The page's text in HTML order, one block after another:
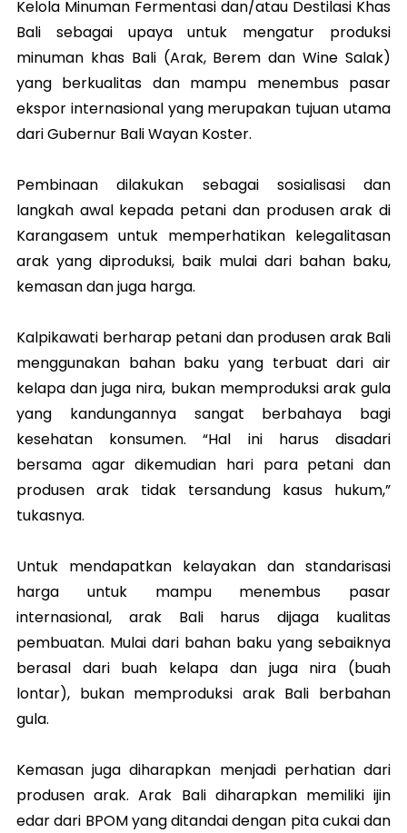
Kelola Minuman Fermentasi dan/atau Destilasi Khas
Bali sebagai upaya untuk mengatur produksi
minuman khas Bali (Arak, Berem dan Wine Salak)
yang berkualitas dan mampu menembus pasar
ekspor internasional yang merupakan tujuan utama
dari Gubernur Bali Wayan Koster.
Pembinaan dilakukan sebagai sosialisasi dan
langkah awal kepada petani dan produsen arak di
Karangasem untuk memperhatikan kelegalitasan
arak yang diproduksi, baik mulai dari bahan baku,
kemasan dan juga harga.
Kalpikawati berharap petani dan produsen arak Bali
menggunakan bahan baku yang terbuat dari air
kelapa dan juga nira, bukan memproduksi arak gula
yang kandungannya sangat berbahaya bagi
kesehatan konsumen. “Hal ini harus disadari
bersama agar dikemudian hari para petani dan
produsen arak tidak tersandung kasus hukum,”
tukasnya.
Untuk mendapatkan kelayakan dan standarisasi
harga untuk mampu menembus pasar
internasional, arak Bali harus dijaga kualitas
pembuatan. Mulai dari bahan baku yang sebaiknya
berasal dari buah kelapa dan juga nira (buah
lontar), bukan memproduksi arak Bali berbahan
gula.
Kemasan juga diharapkan menjadi perhatian dari
produsen arak. Arak Bali diharapkan memiliki ijin
edar dari BPOM yang ditandai dengan pita cukai dan